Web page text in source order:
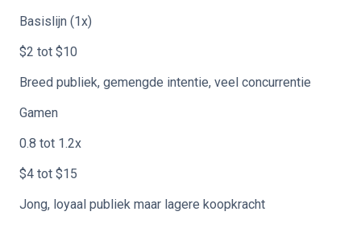
Basislijn (1x)
$2 tot $10
Breed publiek, gemengde intentie, veel concurrentie
Gamen
0.8 tot 1.2x
$4 tot $15
Jong, loyaal publiek maar lagere koopkracht